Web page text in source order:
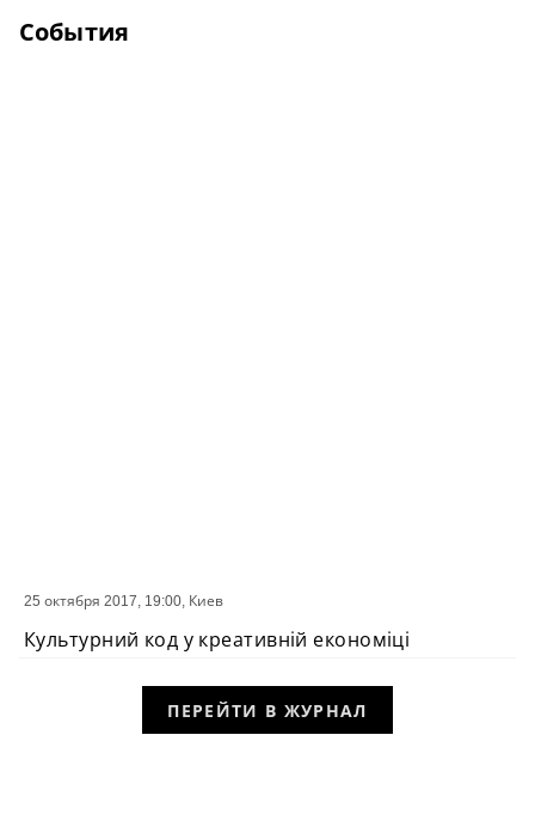
События
СОБЫТИЕ
25 октября 2017, 19:00, Киев
Культурний код у креативній економіці
ПЕРЕЙТИ В ЖУРНАЛ